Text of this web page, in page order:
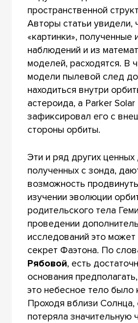
пространственной
Авторы статьи увидели,
«картинки», полученные
наблюдений и из
моделей, расходятся. В
модели пылевой след
находиться внутри
астероида, а Parker Solar
зафиксировал его с
стороны орбиты.
Эти и ряд других ценных
полученных с зонда,
возможность
изучении эволюции
родительского тела
проведении
исследований это
секрет Фаэтона. По
Рябовой, есть
основания
это небесное тело было
Проходя вблизи Солнца,
потеряла значительную